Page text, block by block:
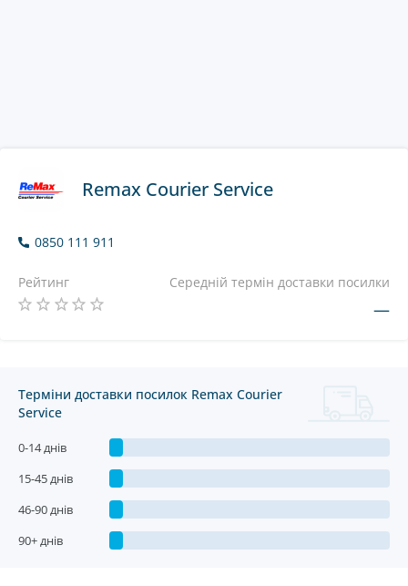
Remax Courier Service
0850 111 911
Рейтинг Середній термін доставки посилки
—
Терміни доставки посилок Remax Courier
Service
0-14 днів
15-45 днів
46-90 днів
90+ днів